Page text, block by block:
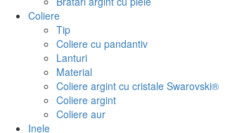
Coliere
Tip
Coliere cu pandantiv
Lanturi
Material
Coliere argint cu cristale Swarovski®
Coliere argint
Coliere aur
Inele